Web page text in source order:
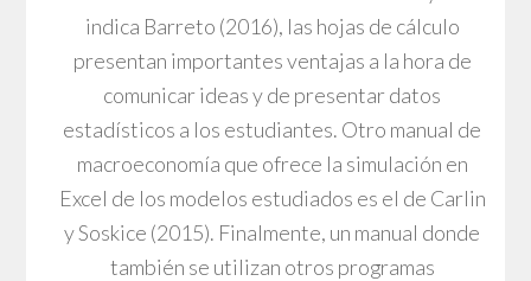
indica Barreto (2016), las hojas de cálculo
presentan importantes ventajas a la hora de
comunicar ideas y de presentar datos
estadísticos a los estudiantes. Otro manual de
macroeconomía que ofrece la simulación en
Excel de los modelos estudiados es el de Carlin
y Soskice (2015). Finalmente, un manual donde
también se utilizan otros programas